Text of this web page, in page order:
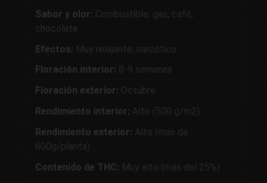
Sabor y olor: Combustible, gas, café,
chocolate
Efectos: Muy relajante, narcótico
Floración interior: 8-9 semanas
Floración exterior: Octubre
Rendimiento interior: Alto (500 g/m2)
Rendimiento exterior: Alto (más de
600g/planta)
Contenido de THC: Muy alto (más del 25%)